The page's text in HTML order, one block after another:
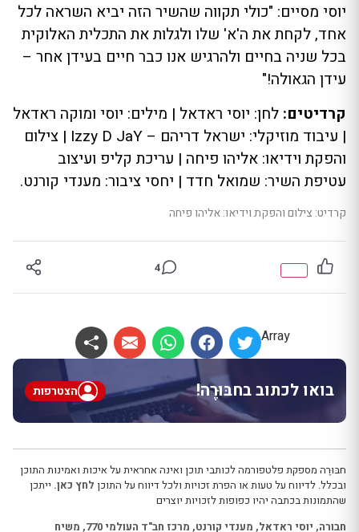
יוסי מסיים: "כולי תקווה שהשיר הזה יביא השראה לכל
אחד, לקחת את ה'א' שלו ולגלות את התכלית האלוקית
בכל שניה בחיים ולהרגיש אנו כבר חיים בעידן אחר –
עידן הגאולה!"
קרדיטים: לחן: יוסי ראדאל | מילים: יוסי ומוקה ראדאל
| עיבוד מוזיקלי: ישראל דריהם – Izzy D JaY | צילום
והפקת וידיאו: אליהו פיחה | עריכת קליפ ועיצוב
עטיפת השיר: שמואל חדד | יחסי ציבור: מענדי קורנט.
קרדיט: צילום והפקת וידיאו: אליהו פיחה
4
Array
בואו לכתוב בחבּוּרֶה! הצטרפות
חבּוּרֶה מספקת פלטפורמה לכותבי תוכן ואינה אחראית על איכות ואמינות התוכן
ובכלל. לדיווח על טעות או הפרת זכויות ולכל דיווח על התוכן לחץ כאן. ייתכן
שהתמונות בכתבה יהיו כפופות לזכויות יוצרים
חבורה, יוסי ראדאל, מענדי קורנט, מרכז חב"ד העולמי 770 , משיח